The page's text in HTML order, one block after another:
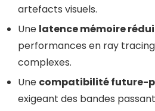
artefacts visuels.
Une latence mémoire
performances en ray
complexes.
Une compatibilité future-
exigeant des bandes